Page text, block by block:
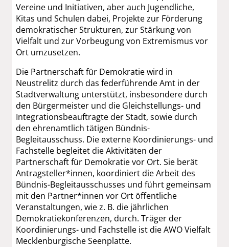
Vereine und Initiativen, aber auch Jugendliche,
Kitas und Schulen dabei, Projekte zur Förderung
demokratischer Strukturen, zur Stärkung von
Vielfalt und zur Vorbeugung von Extremismus vor
Ort umzusetzen.
Die Partnerschaft für Demokratie wird in
Neustrelitz durch das federführende Amt in der
Stadtverwaltung unterstützt, insbesondere durch
den Bürgermeister und die Gleichstellungs- und
Integrationsbeauftragte der Stadt, sowie durch
den ehrenamtlich tätigen Bündnis-
Begleitausschuss. Die externe Koordinierungs- und
Fachstelle begleitet die Aktivitäten der
Partnerschaft für Demokratie vor Ort. Sie berät
Antragsteller*innen, koordiniert die Arbeit des
Bündnis-Begleitausschusses und führt gemeinsam
mit den Partner*innen vor Ort öffentliche
Veranstaltungen, wie z. B. die jährlichen
Demokratiekonferenzen, durch. Träger der
Koordinierungs- und Fachstelle ist die AWO Vielfalt
Mecklenburgische Seenplatte.